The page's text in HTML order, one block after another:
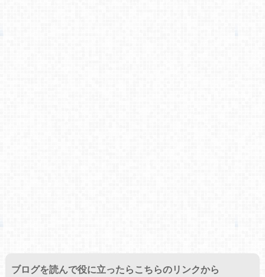
ブログを読んで役に立ったらこちらのリンクから